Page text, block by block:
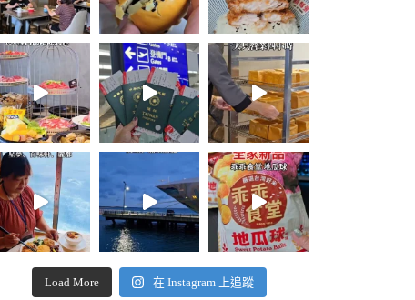
Load More 在 Instagram 上追蹤